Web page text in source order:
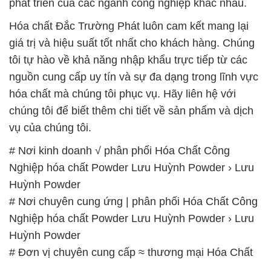
phát triển của các ngành công nghiệp khác nhau.
Hóa chất Đắc Trường Phát luôn cam kết mang lại
giá trị và hiệu suất tốt nhất cho khách hàng. Chúng
tôi tự hào về khả năng nhập khẩu trực tiếp từ các
nguồn cung cấp uy tín và sự đa dạng trong lĩnh vực
hóa chất mà chúng tôi phục vụ. Hãy liên hệ với
chúng tôi để biết thêm chi tiết về sản phẩm và dịch
vụ của chúng tôi.
# Nơi kinh doanh √ phân phối Hóa Chất Công
Nghiệp hóa chất Powder Lưu Huỳnh Powder › Lưu
Huỳnh Powder
# Nơi chuyên cung ứng | phân phối Hóa Chất Công
Nghiệp hóa chất Powder Lưu Huỳnh Powder › Lưu
Huỳnh Powder
# Đơn vị chuyên cung cấp ≈ thương mại Hóa Chất